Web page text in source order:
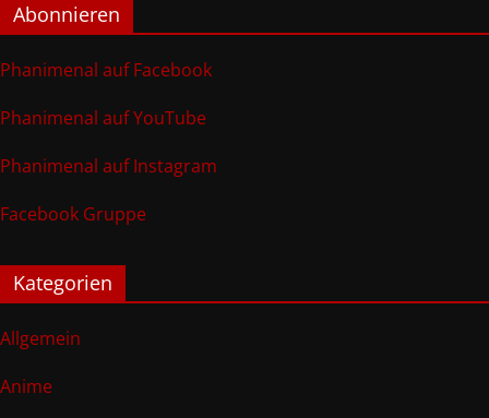
Abonnieren
Phanimenal auf Facebook
Phanimenal auf YouTube
Phanimenal auf Instagram
Facebook Gruppe
Kategorien
Allgemein
Anime